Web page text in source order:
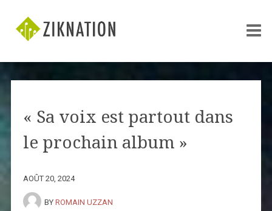
« Sa voix est partout dans
le prochain album »
AOÛT 20, 2024
BY ROMAIN UZZAN